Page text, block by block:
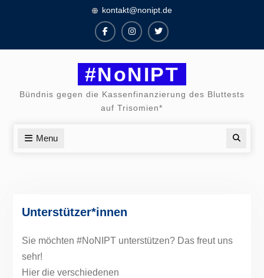
kontakt@nonipt.de
FacebookInstagram
Twitter
#NoNIPT
Bündnis gegen die Kassenfinanzierung des Bluttests
auf Trisomien*
Menu
Unterstützer*innen
Sie möchten #NoNIPT unterstützen? Das freut uns
sehr!
Hier die verschiedenen